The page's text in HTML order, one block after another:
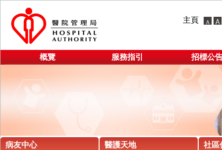
主頁
概覽 服務指引 招標公
病友中心 醫護天地 社區